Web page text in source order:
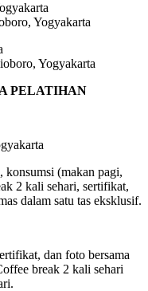
Yogyakarta
Yogyakarta
PELATIHAN
konsumsi (makan pagi,
2 kali sehari, sertifikat,
dalam satu tas eksklusif.
dan foto bersama
break 2 kali sehari